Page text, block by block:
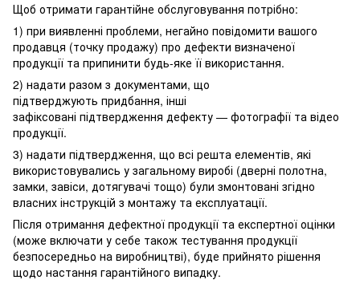
Щоб отримати гарантійне обслуговування потрібно:
1) при виявленні проблеми, негайно повідомити вашого
продавця (точку продажу) про дефекти визначеної
продукції та припинити будь-яке її використання.
2) надати разом з документами, що
підтверджують придбання, інші
зафіксовані підтвердження дефекту — фотографії та відео
продукції.
3) надати підтвердження, що всі решта елементів, які
використовувались у загальному виробі (дверні полотна,
замки, завіси, дотягувачі тощо) були змонтовані згідно
власних інструкцій з монтажу та експлуатації.
Після отримання дефектної продукції та експертної оцінки
(може включати у себе також тестування продукції
безпосередньо на виробництві), буде прийнято рішення
щодо настання гарантійного випадку.